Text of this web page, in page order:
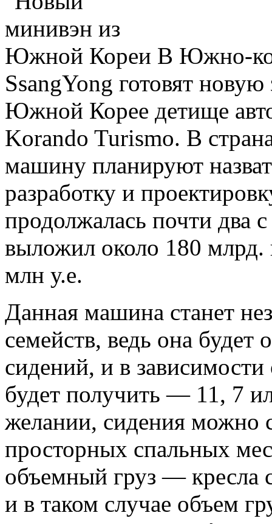
В Южно-
SsangYong готовят
Южной Корее детище
Korando Turismo. В
машину планируют
разработку и
продолжалась почти два
выложил около 180
млн у.е.
Данная машина станет
семейств, ведь она
сидений, и в
будет получить — 11, 7
желании, сидения можно
просторных спальных
объемный груз — кресла
и в таком случае объем